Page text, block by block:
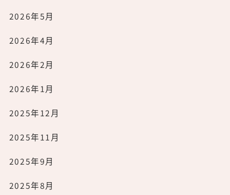
2026年5月
2026年4月
2026年2月
2026年1月
2025年12月
2025年11月
2025年9月
2025年8月